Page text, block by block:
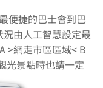
便捷的巴士會到巴
由人工智慧設定最
>網走市區區域< B
光景點時也請一定